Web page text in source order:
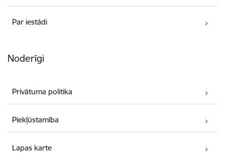
Par iestādi
Noderīgi
Privātuma politika
Piekļūstamība
Lapas karte